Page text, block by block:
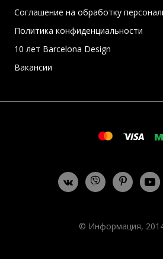
Соглашение на обработку
Политика конфиденциальности
10 лет Barcelona Design
Вакансии
© Информация,